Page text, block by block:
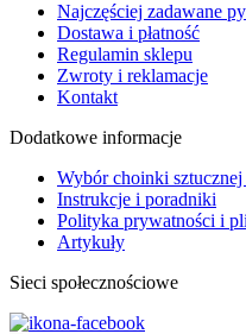
Najczęściej zadawane
Dostawa i płatność
Regulamin sklepu
Zwroty i reklamacje
Kontakt
Dodatkowe informacje
Wybór choinki
Instrukcje i poradniki
Polityka prywatności i
Artykuły
Sieci społecznościowe